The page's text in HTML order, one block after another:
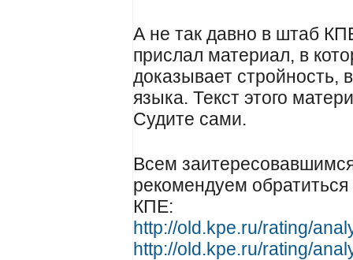
А не так давно в штаб
прислал материал, в
доказывает стройность,
языка. Текст этого
Судите сами.
Всем
рекомендуем
КПЕ:
http://old.kpe.ru/rating/
http://old.kpe.ru/rating/